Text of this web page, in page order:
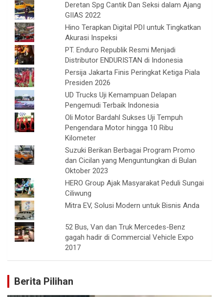
Deretan Spg Cantik Dan Seksi dalam Ajang
GIIAS 2022
Hino Terapkan Digital PDI untuk Tingkatkan
Akurasi Inspeksi
PT. Enduro Republik Resmi Menjadi
Distributor ENDURISTAN di Indonesia
Persija Jakarta Finis Peringkat Ketiga Piala
Presiden 2026
UD Trucks Uji Kemampuan Delapan
Pengemudi Terbaik Indonesia
Oli Motor Bardahl Sukses Uji Tempuh
Pengendara Motor hingga 10 Ribu
Kilometer
Suzuki Berikan Berbagai Program Promo
dan Cicilan yang Menguntungkan di Bulan
Oktober 2023
HERO Group Ajak Masyarakat Peduli Sungai
Ciliwung
Mitra EV, Solusi Modern untuk Bisnis Anda
52 Bus, Van dan Truk Mercedes-Benz
gagah hadir di Commercial Vehicle Expo
2017
Berita Pilihan